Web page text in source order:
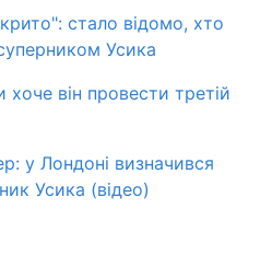
стало відомо, хто
Усика
хоче він провести третій
у Лондоні визначився
Усика (відео)